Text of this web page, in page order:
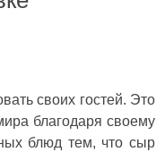
своих гостей. Это
благодаря своему
блюд тем, что сыр